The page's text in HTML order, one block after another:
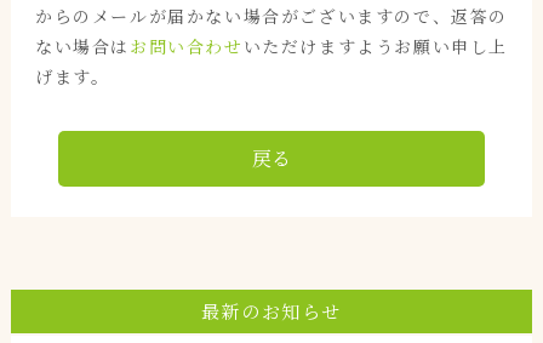
からのメールが届かない場合がございますので、返答の
ない場合は お問い合わせ いただけますようお願い申し上
げます。
戻る
最新のお知らせ